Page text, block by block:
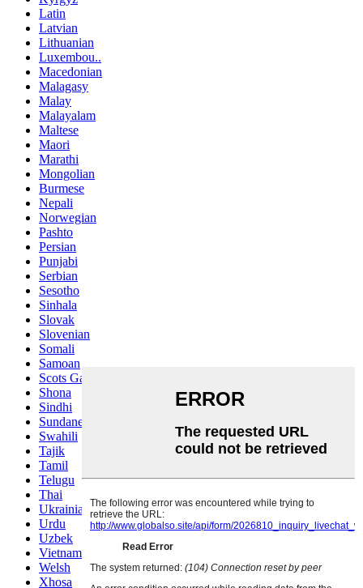
Latin
Latvian
Lithuanian
Luxembou..
Macedonian
Malagasy
Malay
Malayalam
Maltese
Maori
Marathi
Mongolian
Burmese
Nepali
Norwegian
Pashto
Persian
Punjabi
Serbian
Sesotho
Sinhala
Slovak
Slovenian
Somali
Samoan
Scots Gaelic
Shona
Sindhi
Sundanese
Swahili
Tajik
Tamil
Telugu
Thai
Ukrainian
Urdu
Uzbek
Vietnamese
Welsh
Xhosa